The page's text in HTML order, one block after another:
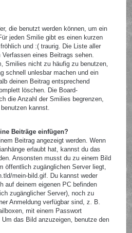
die benutzt werden können, um ein
jeden Smilie gibt es einen kurzen
und :( traurig. Die Liste aller
eines Beitrags sehen.
Smilies nicht zu häufig zu benutzen,
schnell unlesbar machen und ein
deinen Beitrag entsprechend
löschen. Die Board-
die Anzahl der Smilies begrenzen,
kannst.
Beiträge einfügen?
Beitrag angezeigt werden. Wenn
erlaubt hat, kannst du das
Ansonsten musst du zu einem Bild
öffentlich zugänglichen Server liegt,
mein-bild.gif. Du kannst weder
auf deinem eigenen PC befinden
zugänglicher Server), noch zu
Anmeldung verfügbar sind, z. B.
mit einem Passwort
das Bild anzuzeigen, benutze den